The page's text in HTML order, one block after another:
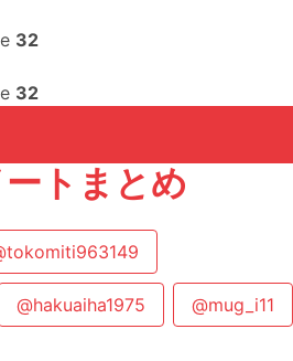
32
32
トまとめ
@hakuaiha1975 @mug_i11